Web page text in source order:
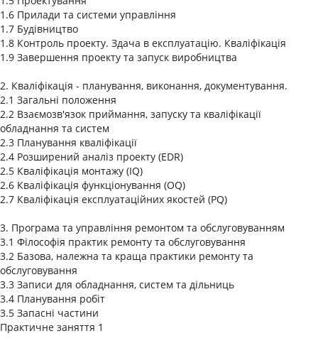
1.6 Прилади та системи управління
1.7 Будівництво
1.8 Контроль проекту. Здача в експлуатацію. Кваліфікація
1.9 Завершення проекту та запуск виробництва
2. Кваліфікація - планування, виконання, документування.
2.1 Загальні положення
2.2 Взаємозв'язок приймання, запуску та кваліфікації
обладнання та систем
2.3 Планування кваліфікації
2.4 Розширений аналіз проекту (EDR)
2.5 Кваліфікація монтажу (IQ)
2.6 Кваліфікація функціонування (OQ)
2.7 Кваліфікація експлуатаційних якостей (PQ)
3. Програма та управління ремонтом та обслуговуванням
3.1 Філософія практик ремонту та обслуговування
3.2 Базова, належна та краща практики ремонту та
обслуговування
3.3 Записи для обладнання, систем та дільниць
3.4 Планування робіт
3.5 Запасні частини
Практичне заняття 1